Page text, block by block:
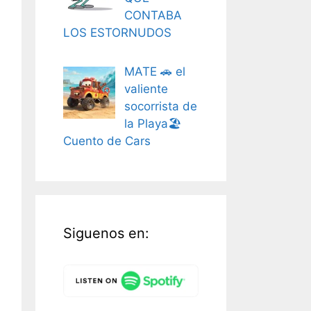
CONTABA
LOS ESTORNUDOS
MATE 🚗 el
valiente
socorrista de
la Playa🏖️
Cuento de Cars
Siguenos en: